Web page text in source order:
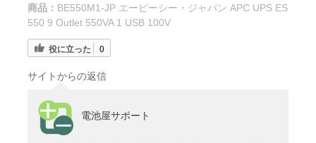
商品： BE550M1-JP エーピーシー・ジャパン APC UPS ES
550 9 Outlet 550VA 1 USB 100V
役に立った 0
サイトからの返信
電池屋サポート